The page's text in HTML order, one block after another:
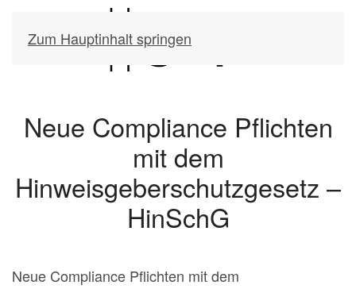
Zum Hauptinhalt springen
Neue Compliance Pflichten
mit dem
Hinweisgeberschutzgesetz –
HinSchG
Neue Compliance Pflichten mit dem